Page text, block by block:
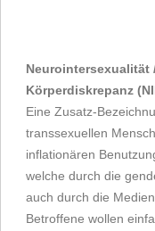
Neurointersexualität
Körperdiskrepanz
Eine Zusatz-
transsexuellen
inflationären
welche durch die
auch durch die
Betroffene wollen